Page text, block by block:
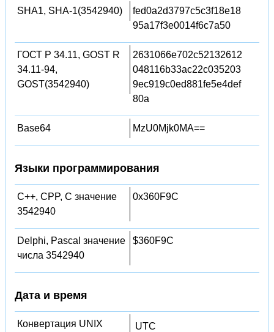
SHA1, SHA-1(3542940)
fed0a2d3797c5c3f18e18
95a17f3e0014f6c7a50
ГОСТ Р 34.11, GOST R
34.11-94,
GOST(3542940)
2631066e702c52132612
048116b33ac22c035203
9ec919c0ed881fe5e4def
80a
Base64 MzU0Mjk0MA==
Языки программирования
C++, CPP, C значение
3542940
0x360F9C
Delphi, Pascal значение
числа 3542940
$360F9C
Дата и время
Конвертация UNIX
UTC